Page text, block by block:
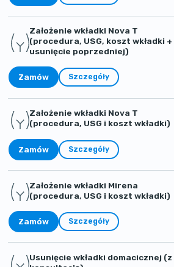
Założenie wkładki Nova T
(procedura, USG, koszt wkładki +
usunięcie poprzedniej)
Zamów Szczegóły
Założenie wkładki Nova T
(procedura, USG i koszt wkładki)
Zamów Szczegóły
Założenie wkładki Mirena
(procedura, USG i koszt wkładki)
Zamów Szczegóły
Usunięcie wkładki domacicznej (z